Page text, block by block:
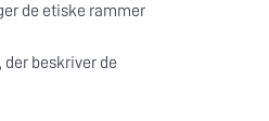
de etiske rammer
beskriver de